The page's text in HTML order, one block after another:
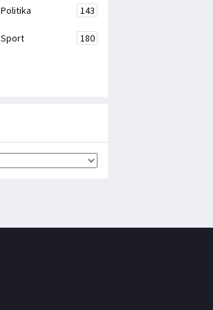
Politika 143
Sport 180